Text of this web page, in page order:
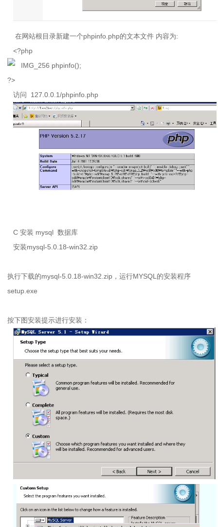
在网站根目录新建一个phpinfo.php的文本文件 内容为:
<?php
phpinfo();
?>
访问 127.0.0.1/phpinfo.php
C 安装 mysql 数据库
安装mysql-5.0.18-win32.zip
执行下载的mysql-5.0.18-win32.zip ，运行MYSQL的安装程序
setup.exe
按下图安装提示进行安装：